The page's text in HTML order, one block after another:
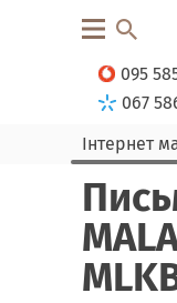
095
067
Інтернет